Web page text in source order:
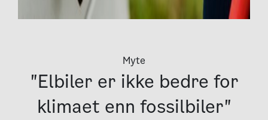
Myte
"Elbiler er ikke bedre for
klimaet enn fossilbiler"